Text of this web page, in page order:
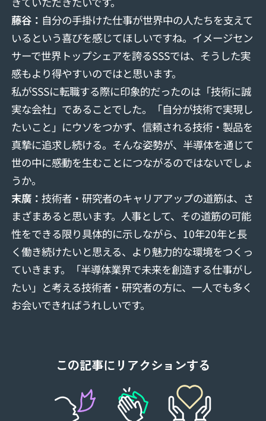
藤谷： 自分の手掛けた仕事が世界中の人たちを支えて
いるという喜びを感じてほしいですね。イメージセン
サーで世界トップシェアを誇るSSSでは、そうした実
感もより得やすいのではと思います。
私がSSSに転職する際に印象的だったのは「技術に誠
実な会社」であることでした。「自分が技術で実現し
たいこと」にウソをつかず、信頼される技術・製品を
真摯に追求し続ける。そんな姿勢が、半導体を通じて
世の中に感動を生むことにつながるのではないでしょ
うか。
末廣：技術者・研究者のキャリアアップの道筋は、さ
まざまあると思います。人事として、その道筋の可能
性をできる限り具体的に示しながら、10年20年と長
く働き続けたいと思える、より魅力的な環境をつくっ
ていきます。「半導体業界で未来を創造する仕事がし
たい」と考える技術者・研究者の方に、一人でも多く
お会いできればうれしいです。
この記事にリアクションする